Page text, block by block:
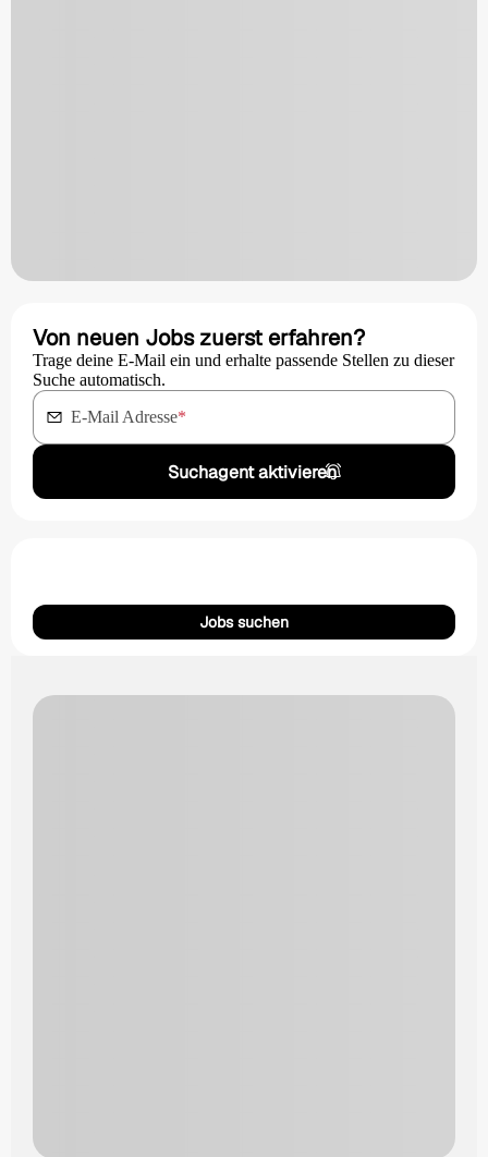
Von neuen Jobs zuerst erfahren?
Trage deine E-Mail ein und erhalte passende Stellen zu dieser
Suche automatisch.
E-Mail Adresse*
Suchagent aktivieren
Jobs suchen